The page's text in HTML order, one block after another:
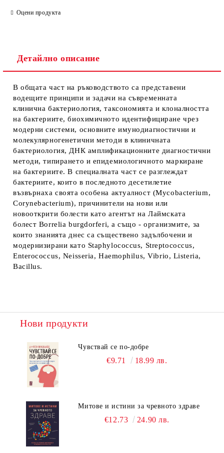
Оцени продукта
Детайлно описание
В общата част на ръководството са представени
водещите принципи и задачи на съвременната
клинична бактериология, таксономията и клоналността
на бактериите, биохимичното идентифициране чрез
модерни системи, основните имунодиагностични и
молекулярногенетични методи в клиничната
бактериология, ДНК амплификационните диагностични
методи, типирането и епидемиологичното маркиране
на бактериите. В специалната част се разглеждат
бактериите, които в последното десетилетие
възвърнаха своята особена актуалност (Mycobacterium,
Corynebacterium), причинители на нови или
новооткрити болести като агентът на Лаймската
болест Borrelia burgdorferi, а също - организмите, за
които знанията днес са съществено задълбочени и
модернизирани като Staphylococcus, Streptococcus,
Enterococcus, Neisseria, Haemophilus, Vibrio, Listeria,
Bacillus.
Нови продукти
Чувствай се по-добре
€9.71 18.99 лв.
Митове и истини за чревното здраве
€12.73 24.90 лв.